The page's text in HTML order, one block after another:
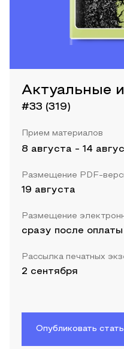
Актуальные
#33 (319)
Прием материалов
8 августа - 14
Размещение PDF-
19 августа
Размещение
сразу после оплаты
Рассылка печатных
2 сентября
Опубликовать